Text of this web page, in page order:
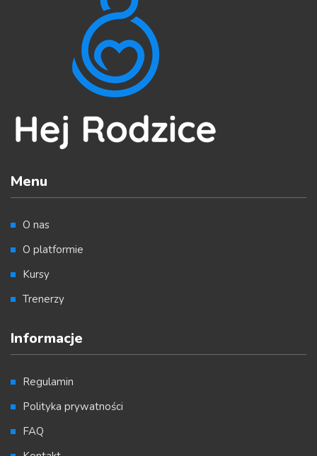
Menu
O nas
O platformie
Kursy
Trenerzy
Informacje
Regulamin
Polityka prywatności
FAQ